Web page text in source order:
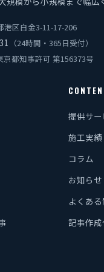
港区白金3-11-17-206
（24時間・365日受付）
都知事許可 第156373号
提供サ
施工実績
コラム
お知らせ
よくあ
記事作